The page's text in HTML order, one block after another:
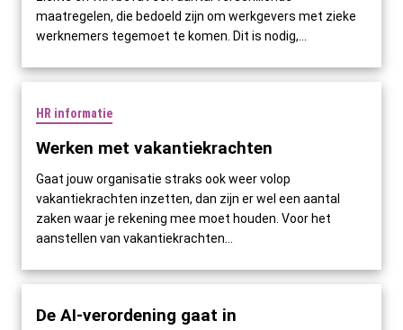
maatregelen, die bedoeld zijn om werkgevers met zieke
werknemers tegemoet te komen. Dit is nodig,...
HR informatie
Werken met vakantiekrachten
Gaat jouw organisatie straks ook weer volop
vakantiekrachten inzetten, dan zijn er wel een aantal
zaken waar je rekening mee moet houden. Voor het
aanstellen van vakantiekrachten...
De AI-verordening gaat in